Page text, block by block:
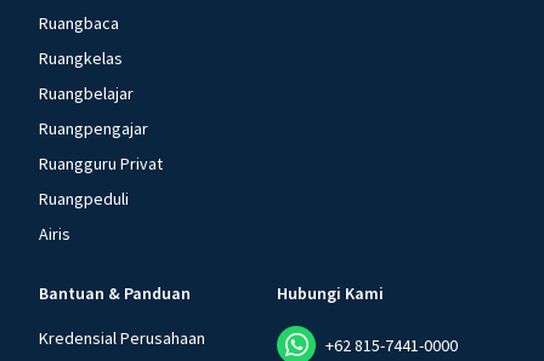
Ruangbaca
Ruangkelas
Ruangbelajar
Ruangpengajar
Ruangguru Privat
Ruangpeduli
Airis
Bantuan & Panduan
Kredensial Perusahaan
Hubungi Kami
+62 815-7441-0000